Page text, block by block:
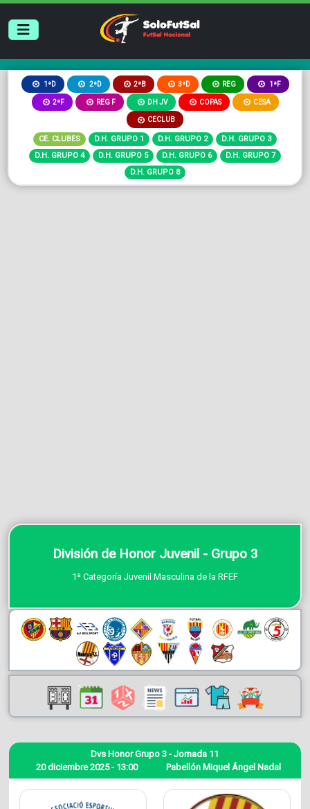
1ªD 2ªD 2ªB 3ªD REG 1ªF
2ªF REG F DH JV COPAS CESA
CECLUB
CE. CLUBES D.H. GRUPO 1 D.H. GRUPO 2
D.H. GRUPO 3
D.H. GRUPO 4
D.H. GRUPO 5 D.H. GRUPO 6
D.H. GRUPO 7
D.H. GRUPO 8
División de Honor Juvenil - Grupo 3
1ª Categoría Juvenil Masculina de la RFEF
20 diciembre 2025 - 13:00
Dvs Honor Grupo 3 - Jornada 11
Pabellón Miquel Ángel Nadal